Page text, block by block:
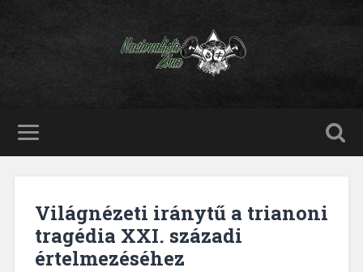
Világnézeti iránytű a trianoni
tragédia XXI. századi
értelmezéséhez